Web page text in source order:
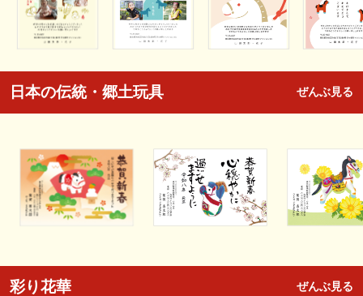
日本の伝統・郷土玩具 ぜんぶ見る
彩り花華 ぜんぶ見る